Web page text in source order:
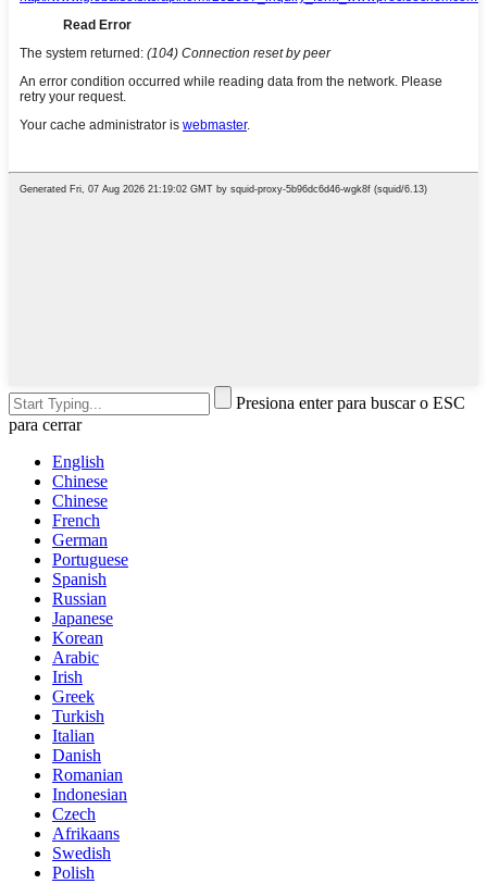
Presiona enter para buscar o ESC
para cerrar
English
Chinese
Chinese
French
German
Portuguese
Spanish
Russian
Japanese
Korean
Arabic
Irish
Greek
Turkish
Italian
Danish
Romanian
Indonesian
Czech
Afrikaans
Swedish
Polish